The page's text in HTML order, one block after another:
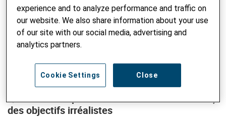
viables pour que l'industrie aéronautique puisse assumer
sa responsabilité climatique. L'utilisation du Sustainable
Aviation Fuel, ouSAF, suscite beaucoup d'espoir: de plus en
plus de compagnies aériennes – et de politiques – misent
biogènes, comme l'huile de friture ou les graisses usagées.
Quotas d'incorporation: des débuts décevants,
des objectifs irréalistes
experience and to analyze performance and traffic on
our website. We also share information about your use
of our site with our social media, advertising and
analytics partners.
Close
Cookie Settings